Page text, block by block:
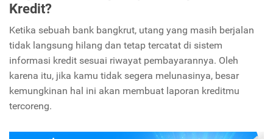
Kredit?
Ketika sebuah bank bangkrut, utang yang masih berjalan
tidak langsung hilang dan tetap tercatat di sistem
informasi kredit sesuai riwayat pembayarannya. Oleh
karena itu, jika kamu tidak segera melunasinya, besar
kemungkinan hal ini akan membuat laporan kreditmu
tercoreng.